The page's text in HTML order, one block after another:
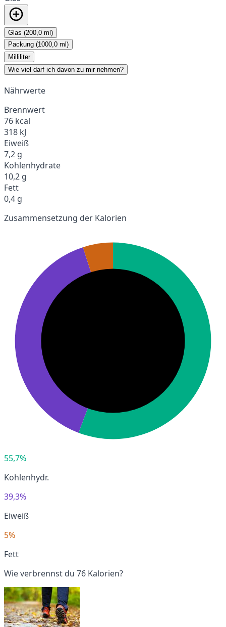
Glas (200,0 ml)
Packung (1000,0 ml)
Milliliter
Wie viel darf ich davon zu mir nehmen?
Nährwerte
Brennwert
76 kcal
318 kJ
Eiweiß
7,2 g
Kohlenhydrate
10,2 g
Fett
0,4 g
Zusammensetzung der Kalorien
55,7%
Kohlenhydr.
39,3%
Eiweiß
5%
Fett
Wie verbrennst du 76 Kalorien?